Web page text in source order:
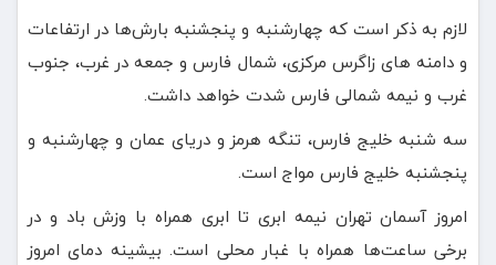
لازم به ذکر است که چهارشنبه و پنجشنبه بارش‌ها در ارتفاعات
و دامنه های زاگرس مرکزی، شمال فارس و جمعه در غرب، جنوب
غرب و نیمه شمالی فارس شدت خواهد داشت.
سه شنبه خلیج فارس، تنگه هرمز و دریای عمان و چهارشنبه و
پنجشنبه خلیج فارس مواج است.
امروز آسمان تهران نیمه ابری تا ابری همراه با وزش باد و در
برخی ساعت‌ها همراه با غبار محلی است. بیشینه دمای امروز